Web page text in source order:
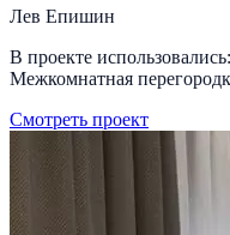
Лев Епишин
В проекте
Межкомнатная
Смотреть проект